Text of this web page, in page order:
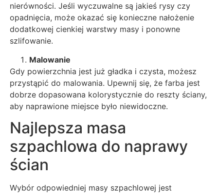
nierówności. Jeśli wyczuwalne są jakieś rysy czy
opadnięcia, może okazać się konieczne nałożenie
dodatkowej cienkiej warstwy masy i ponowne
szlifowanie.
Malowanie
Gdy powierzchnia jest już gładka i czysta, możesz
przystąpić do malowania. Upewnij się, że farba jest
dobrze dopasowana kolorystycznie do reszty ściany,
aby naprawione miejsce było niewidoczne.
Najlepsza masa
szpachlowa do naprawy
ścian
Wybór odpowiedniej masy szpachlowej jest